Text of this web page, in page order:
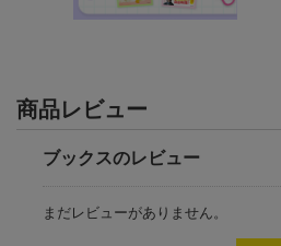
商品レビュー
ブックスのレビュー
まだレビューがありません。